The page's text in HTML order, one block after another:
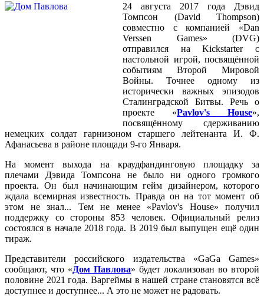
24 августа 2017 года Дэвид
Томпсон (David Thompson)
совместно с компанией «Dan
Verssen Games» (DVG)
отправился на Kickstarter с
настольной игрой, посвящённой
событиям Второй Мировой
Войны. Точнее одному из
исторически важных эпизодов
Сталинградской Битвы. Речь о
проекте «Pavlov's House»,
посвящённому сдерживанию
немецких солдат гарнизоном старшего лейтенанта И. Ф.
Афанасьева в районе площади 9-го Января.
На момент выхода на краудфандинговую площадку за
плечами Дэвида Томпсона не было ни одного громкого
проекта. Он был начинающим гейм дизайнером, которого
ждала всемирная известность. Правда он на тот момент об
этом не знал... Тем не менее «Pavlov's House» получил
поддержку со стороны 853 человек. Официальный релиз
состоялся в начале 2018 года. В 2019 был выпущен ещё один
тираж.
Представители российского издательства «GaGa Games»
сообщают, что «Дом Павлова» будет локализован во второй
половине 2021 года. Варгеймы в нашей стране становятся всё
доступнее и доступнее... А это не может не радовать.